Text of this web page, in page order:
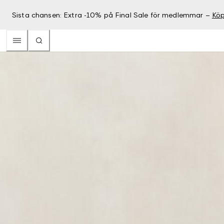
Sista chansen: Extra -10% på Final Sale för medlemmar –